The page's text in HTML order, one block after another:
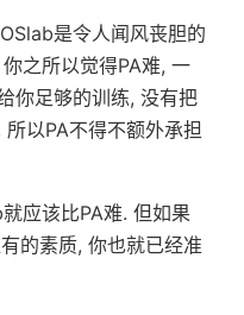
是令人闻风丧胆的
之所以觉得PA难, 一
你足够的训练, 没有把
以PA不得不额外承担
应该比PA难. 但如果
的素质, 你也就已经准